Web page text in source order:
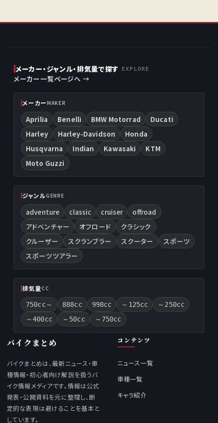
メーカー・ジャンル・排気量で探す EXPLORE
メーカー一覧ページへ →
メーカー MAKER
Aprilia Benelli BMW Motorrad
Ducati
Harley
Harley-Davidson
Honda
Husqvarna
Indian Kawasaki
KTM
Moto Guzzi
ジャンルGENRE
adventure classic cruiser
offroad
アドベンチャー
オフロード
クラシック
クルーザー
スクランブラー スクーター
スポーツ
スポーツツアラー
排気量CC
750cc～ 888cc 998cc ～125cc
～250cc
～400cc
～50cc ～750cc
バイクまとめ
バイクまとめは、最新ニュース・車
種情報・初心者向け解説を扱うバ
イク情報メディアです。情報は公式
発表・公開資料を元に整理し、断
定的な表現は避けることを基本と
しています。
コンテンツ
ニュース一覧
車種一覧
キャラ紹介